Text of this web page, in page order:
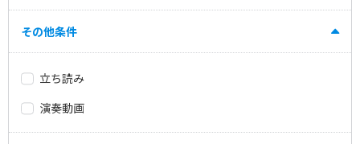
その他条件
立ち読み
演奏動画